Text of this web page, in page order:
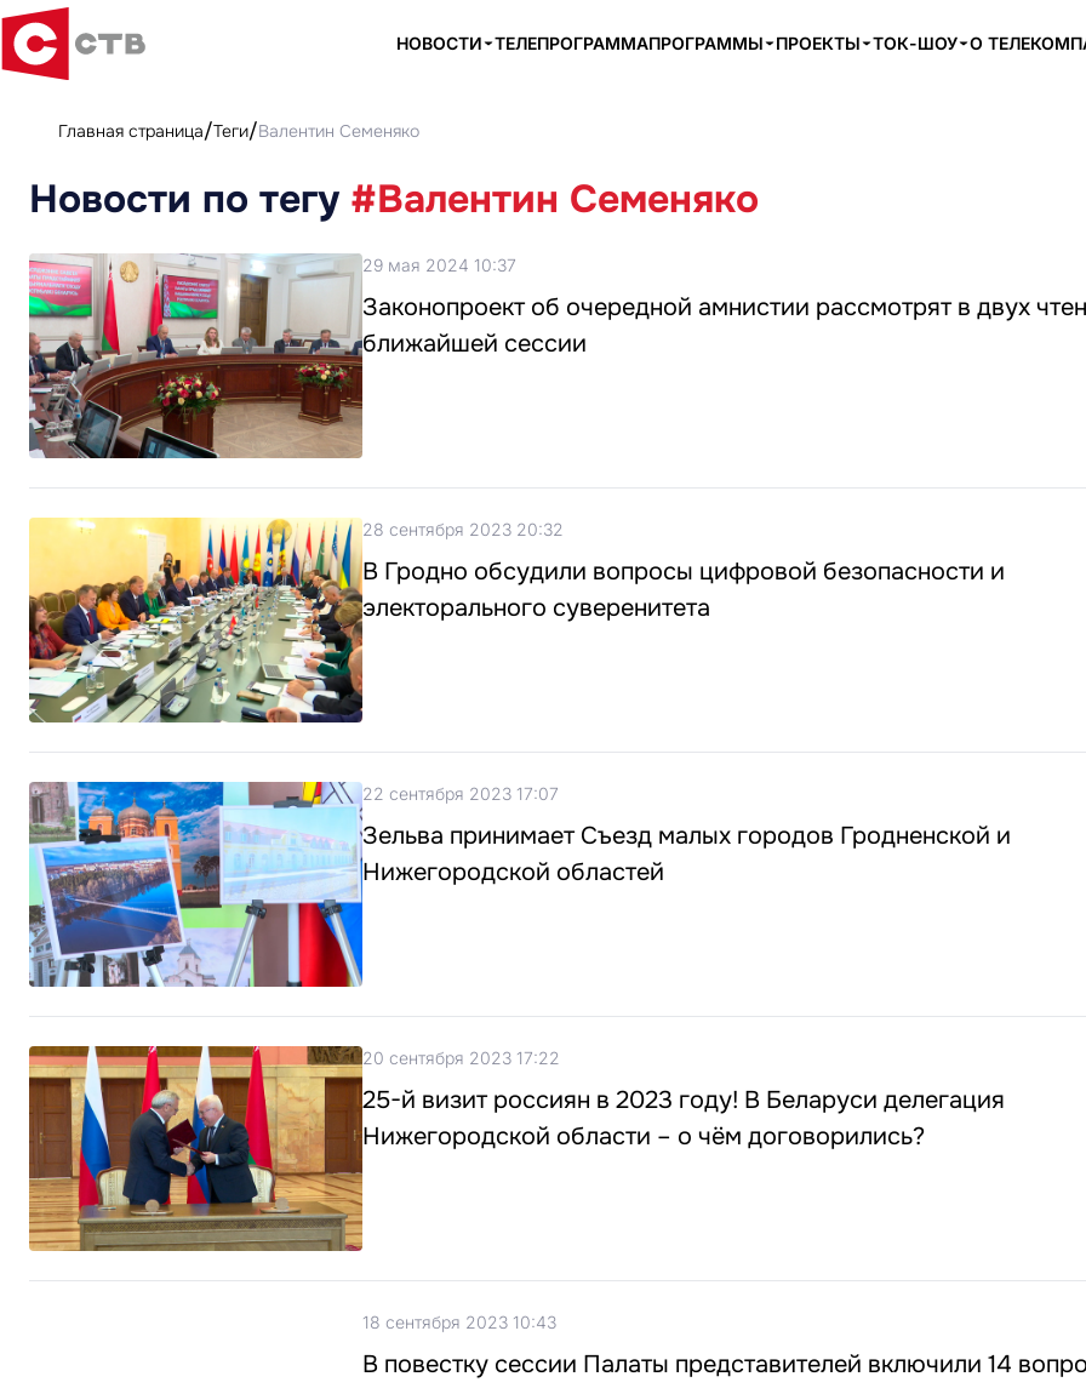
НОВОСТИ ТЕЛЕПРОГРАММАПРОГРАММЫ ПРОЕКТЫ ТОК-ШОУ О
Главная страница Теги Валентин Семеняко
Новости по тегу #Валентин Семеняко
29 мая 2024 10:37
Законопроект об очередной амнистии рассмотрят в двух
ближайшей сессии
28 сентября 2023 20:32
В Гродно обсудили вопросы цифровой безопасности и
электорального суверенитета
22 сентября 2023 17:07
Зельва принимает Съезд малых городов Гродненской и
Нижегородской областей
20 сентября 2023 17:22
25-й визит россиян в 2023 году! В Беларуси делегация
Нижегородской области – о чём договорились?
18 сентября 2023 10:43
В повестку сессии Палаты представителей включили 14